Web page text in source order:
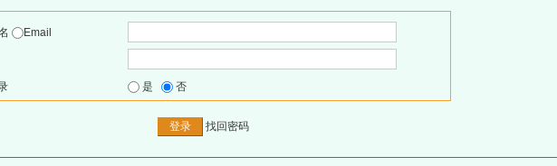
Email
是 否
找回密码